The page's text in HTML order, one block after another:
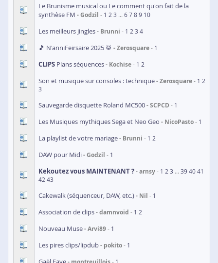
Le Brunisme musical ou Le comment qu'on fait de la
synthèse FM
Godzil 1 2 3 ... 6789 10
Les meilleurs jingles Brunni 1 2 3 4
🎵 N'anniFeirsaire 2025 🥁 Zerosquare 1
CLIPS Plans séquences Kochise 1 2
Son et musique sur consoles : technique Zerosquare 1 2
3
Sauvegarde disquette Roland MC500 SCPCD 1
Les Musiques mythiques Sega et Neo Geo NicoPasto 1
La playlist de votre mariage Brunni 1 2
DAW pour Midi Godzil 1
Kekoutez vous MAINTENANT ? arnsy 1 2 3 ... 394041
42 43
Cakewalk (séquenceur, DAW, etc.) Nil 1
Association de clips damnvoid 1 2
Nouveau Muse Arvi89 1
Les pires clips/lipdub pokito 1